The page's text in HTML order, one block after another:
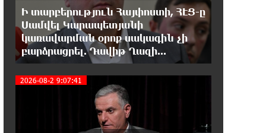
կնքել. Արտակ Զաքարյան
12:05:38 8-08-2026
Սլովակիայի նախկին
ղեկավարները պահանջում են, որ
Եկեղեցու նկատմամբ քաղաքական
հետապնդումները և ճնշումները
11:47:14 8-08-2026
Ի տարբերություն Հայփոստի, ՀԷՑ-ը
Սամվել Կարապետյանի
կառավարման օրոք սակագին չի
բարձրացրել. Դավիթ Ղազի...
2026-08-2 9:07:41 3